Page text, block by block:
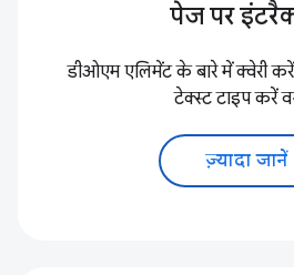
पेज पर
डीओएम एलिमेंट के बारे में क्वेरी
टेक्स्ट टाइप करें
ज़्यादा जानें